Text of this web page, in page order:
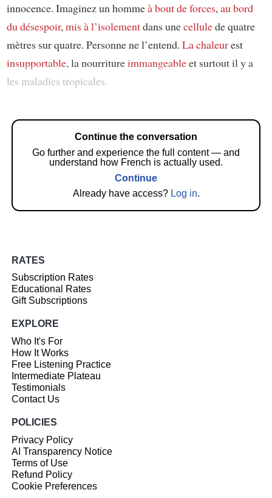
innocence. Imaginez un hommeà bout de forces,au bord
du désespoir,mis à l’isolementdans unecellulede quatre
mètres sur quatre. Personne ne l’entend. La chaleurest
insupportable, la nourritureimmangeableet surtout il y a
les maladies tropicales.
Continue the conversation
Go further and experience the full content — and
understand how French is actually used.
Continue
Already have access? Log in.
RATES
Subscription Rates
Educational Rates
Gift Subscriptions
EXPLORE
Who It's For
How It Works
Free Listening Practice
Intermediate Plateau
Testimonials
Contact Us
POLICIES
Privacy Policy
AI Transparency Notice
Terms of Use
Refund Policy
Cookie Preferences